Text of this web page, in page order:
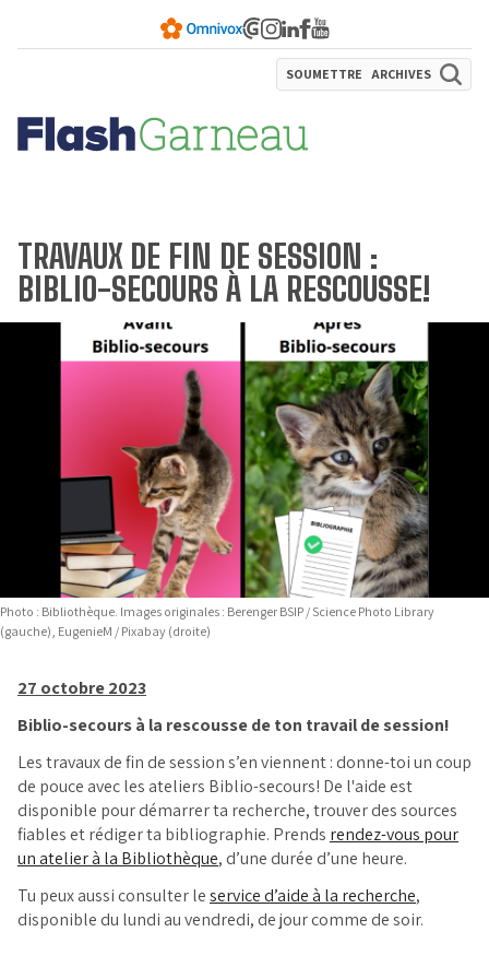
SOUMETTRE ARCHIVES
TRAVAUX DE FIN DE SESSION :
BIBLIO-SECOURS À LA RESCOUSSE!
Photo : Bibliothèque. Images originales : Berenger BSIP / Science Photo Library
(gauche), EugenieM / Pixabay (droite)
27 octobre 2023
Biblio-secours à la rescousse de ton travail de session!
Les travaux de fin de session s’en viennent : donne-toi un coup
de pouce avec les ateliers Biblio-secours! De l'aide est
disponible pour démarrer ta recherche, trouver des sources
fiables et rédiger ta bibliographie. Prends rendez-vous pour
un atelier à la Bibliothèque, d’une durée d’une heure.
Tu peux aussi consulter leservice d’aide à la recherche,
disponible du lundi au vendredi, de jour comme de soir.